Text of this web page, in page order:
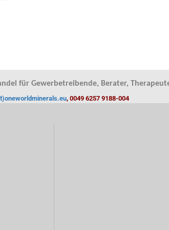
für Gewerbetreibende, Berater,
, 0049 6257 9188-004